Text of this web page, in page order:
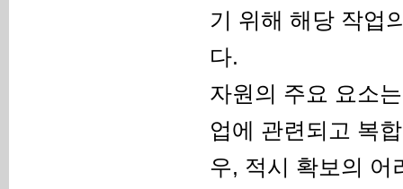
기 위해 해당 작업
다.
자원의 주요 요소
업에 관련되고 복
우, 적시 확보의 어